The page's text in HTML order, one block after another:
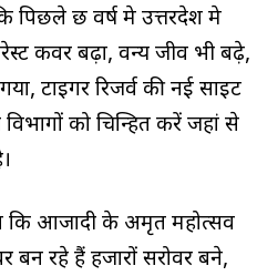
पिछले छ वर्ष मे उत्तरप्रदेश मे
कवर बढ़ा, वन्य जीव भी बढ़े,
टाइगर रिजर्व की नई साइट
को चिन्हित करें जहां से
कि आजादी के अमृत महोत्सव
बन रहे हैं हजारों सरोवर बने,